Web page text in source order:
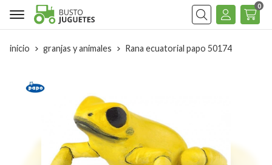
Buscar
0
inicio granjas y animales Rana ecuatorial papo 50174